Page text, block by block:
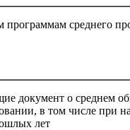
среднего
документ о среднем
в том числе при
лет